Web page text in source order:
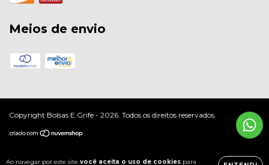
Ao navegar por este site você aceita o uso de cookies para
Meios de envio
Copyright Bolsas E Grife - 2026. Todos os direitos reservados.